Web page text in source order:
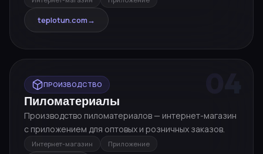
teplotun.com→
ПРОИЗВОДСТВО
Пиломатериалы
Производство пиломатериалов — интернет-магазин
с приложением для оптовых и розничных заказов.
Интернет-магазин Приложение